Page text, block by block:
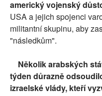
americký vojenský
USA a jejich spojenci
militantní skupinu, aby
"následkům".
Několik arabských
týden důrazně
izraelské vlády, kteří